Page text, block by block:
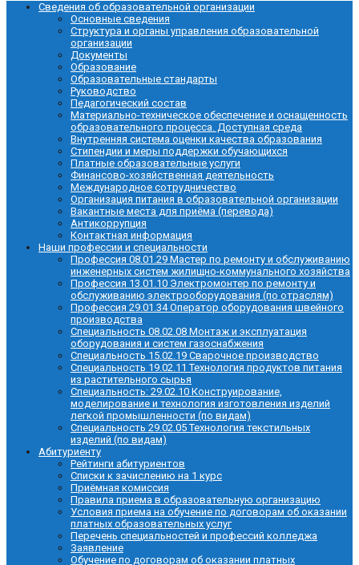
Сведения об образовательной организации
Основные сведения
Структура и органы управления образовательной
организации
Документы
Образование
Образовательные стандарты
Руководство
Педагогический состав
Материально-техническое обеспечение и оснащенность
образовательного процесса. Доступная среда
Внутренняя система оценки качества образования
Стипендии и меры поддержки обучающихся
Платные образовательные услуги
Финансово-хозяйственная деятельность
Международное сотрудничество
Организация питания в образовательной организации
Вакантные места для приёма (перевода)
Антикоррупция
Контактная информация
Наши профессии и специальности
Профессия 08.01.29 Мастер по ремонту и обслуживанию
инженерных систем жилищно-коммунального хозяйства
Профессия 13.01.10 Электромонтер по ремонту и
обслуживанию электрооборудования (по отраслям)
Профессия 29.01.34 Оператор оборудования швейного
производства
Специальность 08.02.08 Монтаж и эксплуатация
оборудования и систем газоснабжения
Специальность 15.02.19 Сварочное производство
Специальность 19.02.11 Технология продуктов питания
из растительного сырья
Специальность: 29.02.10 Конструирование,
моделирование и технология изготовления изделий
легкой промышленности (по видам)
Специальность 29.02.05 Технология текстильных
изделий (по видам)
Абитуриенту
Рейтинги абитуриентов
Списки к зачислению на 1 курс
Приёмная комиссия
Правила приема в образовательную организацию
Условия приема на обучение по договорам об оказании
платных образовательных услуг
Перечень специальностей и профессий колледжа
Заявление
Обучение по договорам об оказании платных